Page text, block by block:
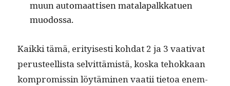
muun automaat­tisen mata­la­palkkat­uen
muodossa.
Kaik­ki tämä, eri­tyis­es­ti koh­dat 2 ja 3 vaa­ti­vat
perus­teel­lista selvit­tämistä, kos­ka tehokkaan
kom­pro­missin löytämi­nen vaatii tietoa enem­